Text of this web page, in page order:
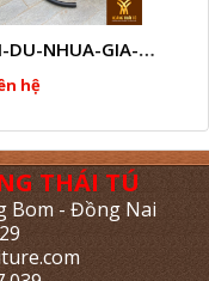
XICH-DU-NHUA-GIA-MAY-NGOAI-TROI-CAO-CAP-K1
hệ
THÁI TÚ
Bom - Đồng Nai